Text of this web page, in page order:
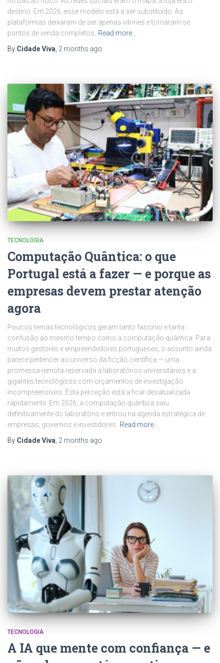
destino. Em 2026, esse modelo está a ser substituído. As
plataformas deixaram de ser apenas vitrines e tornaram-se
pontos de venda completos, Read more…
By Cidade Viva, 2 months ago
TECNOLOGIA
Computação Quântica: o que
Portugal está a fazer — e porque as
empresas devem prestar atenção
agora
Poucos temas tecnológicos geram tanto fascínio e tanta
confusão ao mesmo tempo como a computação quântica. Para
muitos gestores e empreendedores portugueses, o assunto ainda
parece pertencer ao universo da ficção científica — uma
promessa remota reservada a laboratórios universitários e a
gigantes tecnológicos com orçamentos de investigação
incompreensíveis. Esta perceção está a ficar desatualizada
rapidamente. Em 2026, a computação quântica saiu
definitivamente do laboratório e entrou na agenda estratégica de
empresas, governos e investidores.
Read more…
By Cidade Viva 2 months ago
TECNOLOGIA
A IA que mente com confiança — e